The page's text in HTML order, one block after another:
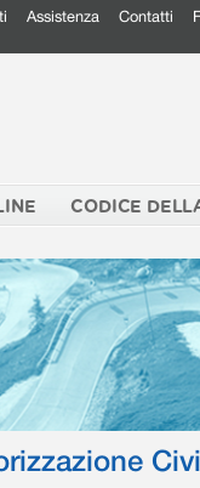
Assistenza Contatti
CODICE